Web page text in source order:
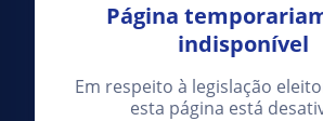
Página
indisponível
Em respeito à legislação
esta página está